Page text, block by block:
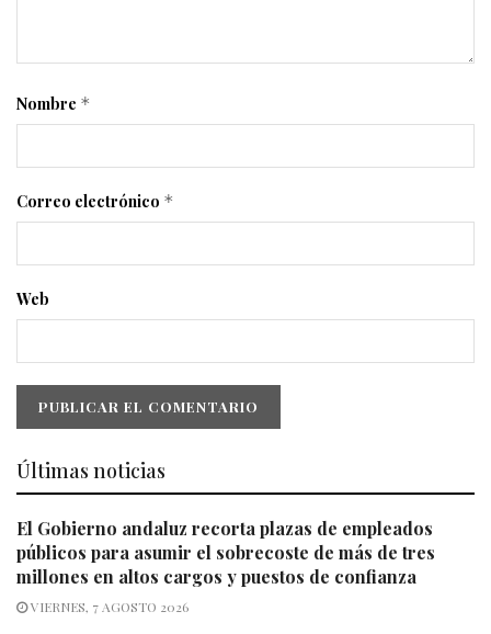
Nombre *
Correo electrónico *
Web
Últimas noticias
El Gobierno andaluz recorta plazas de empleados
públicos para asumir el sobrecoste de más de tres
millones en altos cargos y puestos de confianza
VIERNES, 7 AGOSTO 2026